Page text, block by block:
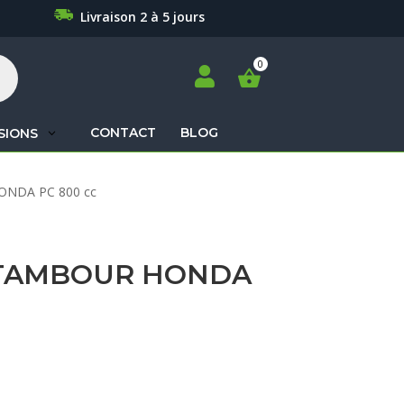
Livraison 2 à 5 jours

CONTACT BLOG
PC 800 cc
HONDA